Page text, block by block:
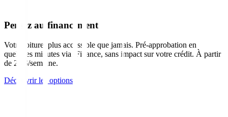
Pensez au financement
Votre toiture, plus accessible que jamais. Pré-approbation en
quelques minutes via iFinance, sans impact sur votre crédit. À partir
de 28 $/semaine.
Découvrir les options